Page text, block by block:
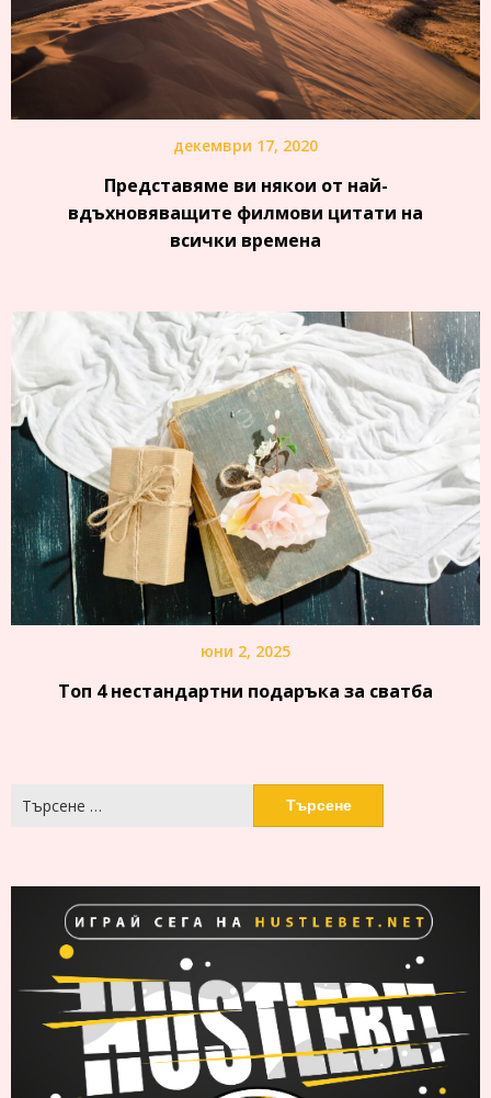
декември 17, 2020
Представяме ви някои от най-
вдъхновяващите филмови цитати на
всички времена
юни 2, 2025
Топ 4 нестандартни подаръка за сватба
за: